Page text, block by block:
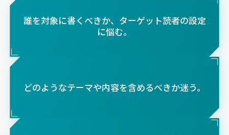
誰を対象に書くべきか、ターゲット読者の設定
に悩む。
どのようなテーマや内容を含めるべきか迷う。